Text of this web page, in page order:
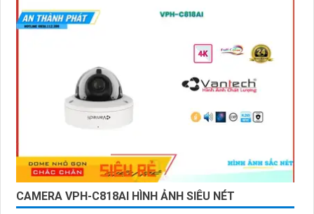
CAMERA VPH-C818AI HÌNH ẢNH SIÊU NÉT